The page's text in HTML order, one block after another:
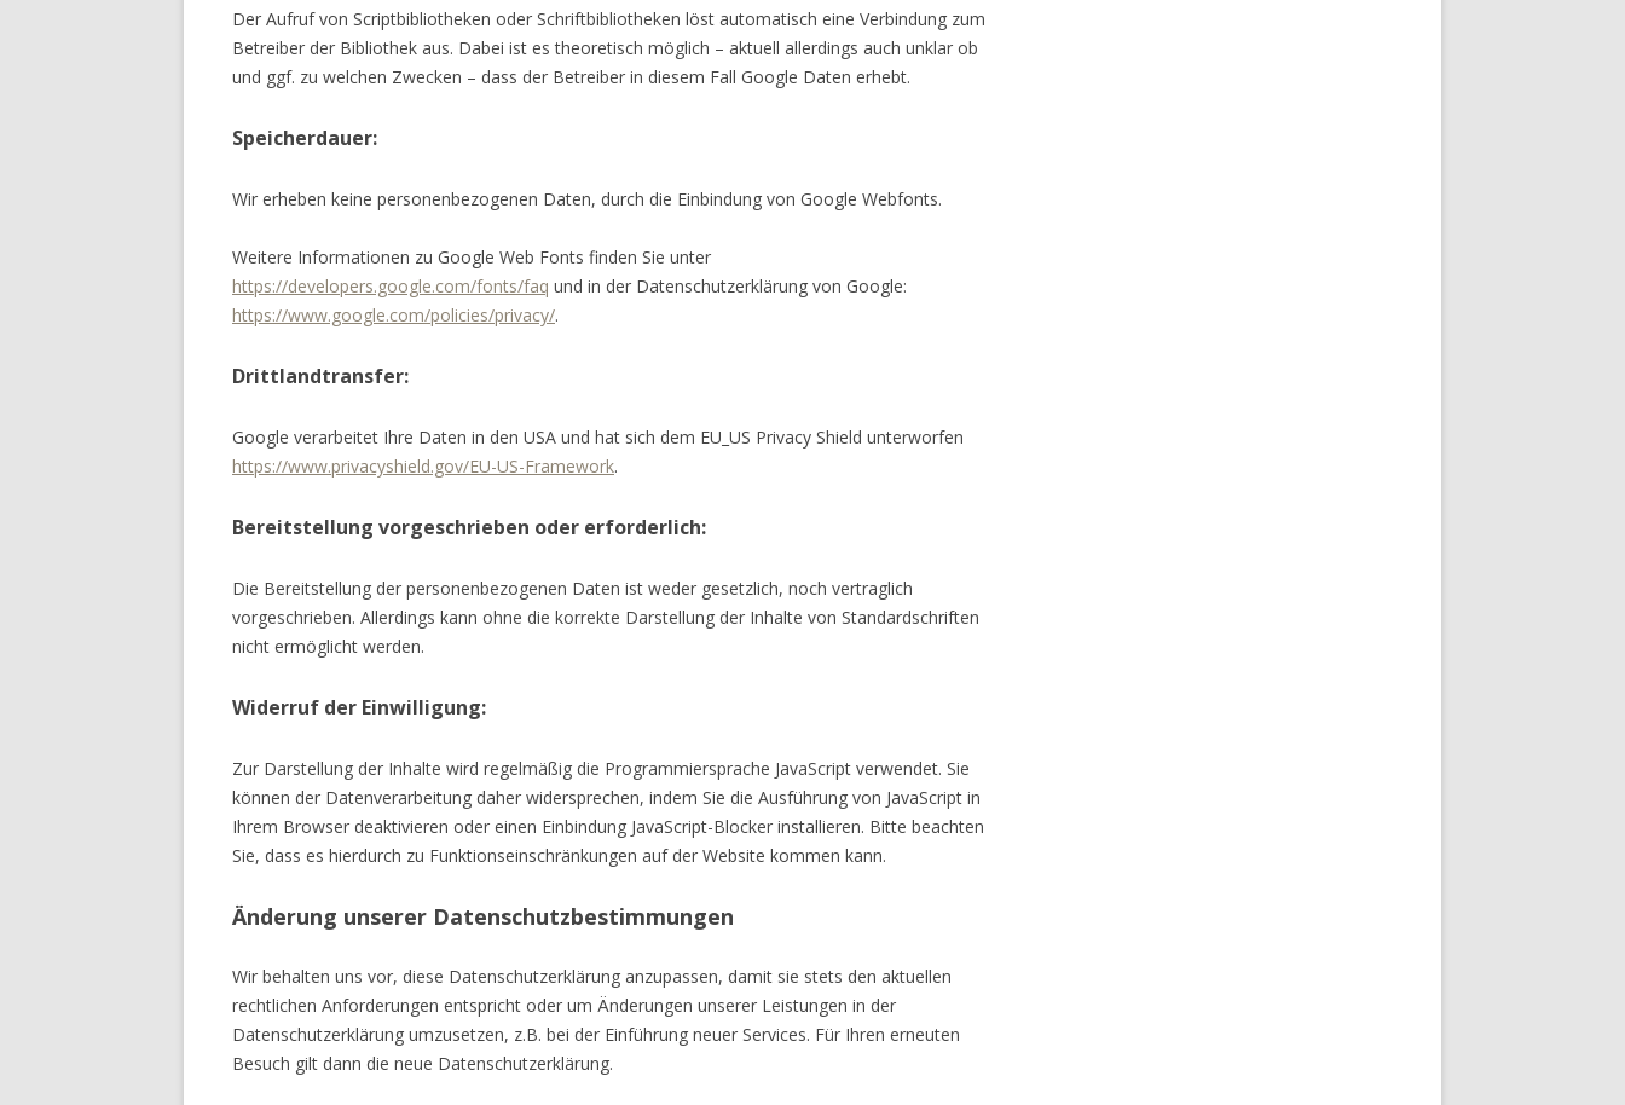
Der Aufruf von Scriptbibliotheken oder Schriftbibliotheken löst automatisch eine Verbindung zum
Betreiber der Bibliothek aus. Dabei ist es theoretisch möglich – aktuell allerdings auch unklar ob
und ggf. zu welchen Zwecken – dass der Betreiber in diesem Fall Google Daten erhebt.
Speicherdauer:
Wir erheben keine personenbezogenen Daten, durch die Einbindung von Google Webfonts.
Weitere Informationen zu Google Web Fonts finden Sie unter
https://developers.google.com/fonts/faq und in der Datenschutzerklärung von Google:
https://www.google.com/policies/privacy/.
Drittlandtransfer:
Google verarbeitet Ihre Daten in den USA und hat sich dem EU_US Privacy Shield unterworfen
https://www.privacyshield.gov/EU-US-Framework.
Bereitstellung vorgeschrieben oder erforderlich:
Die Bereitstellung der personenbezogenen Daten ist weder gesetzlich, noch vertraglich
vorgeschrieben. Allerdings kann ohne die korrekte Darstellung der Inhalte von Standardschriften
nicht ermöglicht werden.
Widerruf der Einwilligung:
Zur Darstellung der Inhalte wird regelmäßig die Programmiersprache JavaScript verwendet. Sie
können der Datenverarbeitung daher widersprechen, indem Sie die Ausführung von JavaScript in
Ihrem Browser deaktivieren oder einen Einbindung JavaScript-Blocker installieren. Bitte beachten
Sie, dass es hierdurch zu Funktionseinschränkungen auf der Website kommen kann.
Änderung unserer Datenschutzbestimmungen
Wir behalten uns vor, diese Datenschutzerklärung anzupassen, damit sie stets den aktuellen
rechtlichen Anforderungen entspricht oder um Änderungen unserer Leistungen in der
Datenschutzerklärung umzusetzen, z.B. bei der Einführung neuer Services. Für Ihren erneuten
Besuch gilt dann die neue Datenschutzerklärung.